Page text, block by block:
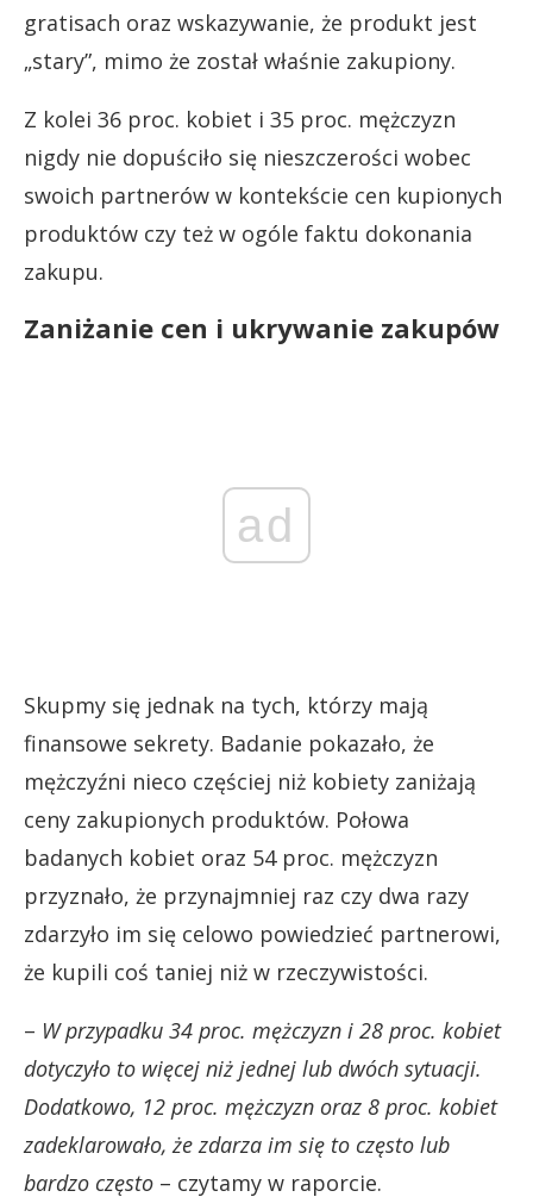
gratisach oraz wskazywanie, że produkt jest
„stary”, mimo że został właśnie zakupiony.
Z kolei 36 proc. kobiet i 35 proc. mężczyzn
nigdy nie dopuściło się nieszczerości wobec
swoich partnerów w kontekście cen kupionych
produktów czy też w ogóle faktu dokonania
zakupu.
Zaniżanie cen i ukrywanie zakupów
ad
Skupmy się jednak na tych, którzy mają
finansowe sekrety. Badanie pokazało, że
mężczyźni nieco częściej niż kobiety zaniżają
ceny zakupionych produktów. Połowa
badanych kobiet oraz 54 proc. mężczyzn
przyznało, że przynajmniej raz czy dwa razy
zdarzyło im się celowo powiedzieć partnerowi,
że kupili coś taniej niż w rzeczywistości.
– W przypadku 34 proc. mężczyzn i 28 proc. kobiet
dotyczyło to więcej niż jednej lub dwóch sytuacji.
Dodatkowo, 12 proc. mężczyzn oraz 8 proc. kobiet
zadeklarowało, że zdarza im się to często lub
bardzo często – czytamy w raporcie.